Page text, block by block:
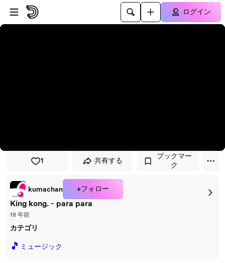
プレイヤーにスキップ
メインコンテンツにスキップ
ログイン
1 共有する
ブックマー
ク
kumachan +フォロー
King kong. - para para
18 年前
カテゴリ
🎵 ミュージック